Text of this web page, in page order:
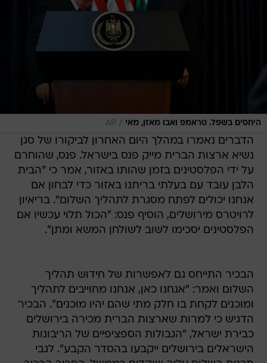
היחסים בשפל. טראמפ ואבו מאזן, מאי /
AP
הדברים נאמרו במהלך היום האחרון לביקורו של סגן
נשיא ארצות הברית מייק פנס בישראל. פנס, שהוחרם
על ידי הפלסטינים בזמן שהותו באזור, אמר כי "הבית
הלבן עובד עם בעלתי בריתנו באזור כדי לבחון אם
אנחנו יכולים לפתח מסגרת לתהליך השלום". בריאיון
לרויטרס מירושלים, הוסיף פנס: "הכול תלוי עכשיו אם
הפלסטינים יסכימו לשוב לשולחן המשא ומתן".
הבכיר התייחס גם לאפשרות של חידוש תהליך
השלום ואמר: "אנחנו כאן, אנחנו מחוייבים לתהליך
ומוכנים לקחת בו חלק מתי שהם יהיו מוכנים". הבכיר
הדגיש כי למרות שארצות הברית מכירה בירושלים
כבירת ישראל, "הגבולות הספציפיים של הריבונות
הישראלים בירושלים ייקבעו בהסדר הקבע". לגבי